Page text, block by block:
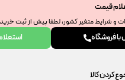
قیمت
و شرایط متغیر کشور، لطفا پیش از ثبت
با ما هماهنگ فرمایید. از همراهی و درک
فروشگاه
کردن کالا